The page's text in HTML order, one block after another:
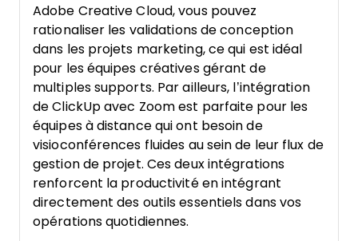
Adobe Creative Cloud, vous pouvez
rationaliser les validations de conception
dans les projets marketing, ce qui est idéal
pour les équipes créatives gérant de
multiples supports. Par ailleurs, l’intégration
de ClickUp avec Zoom est parfaite pour les
équipes à distance qui ont besoin de
visioconférences fluides au sein de leur flux de
gestion de projet. Ces deux intégrations
renforcent la productivité en intégrant
directement des outils essentiels dans vos
opérations quotidiennes.